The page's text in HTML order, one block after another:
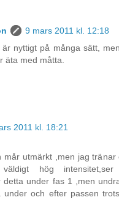
9 mars 2011 kl. 12:18
nyttigt på många sätt,
äta med måtta.
2011 kl. 18:21
mår utmärkt ,men jag tränar
hög
detta under fas 1 ,men
under och efter passen